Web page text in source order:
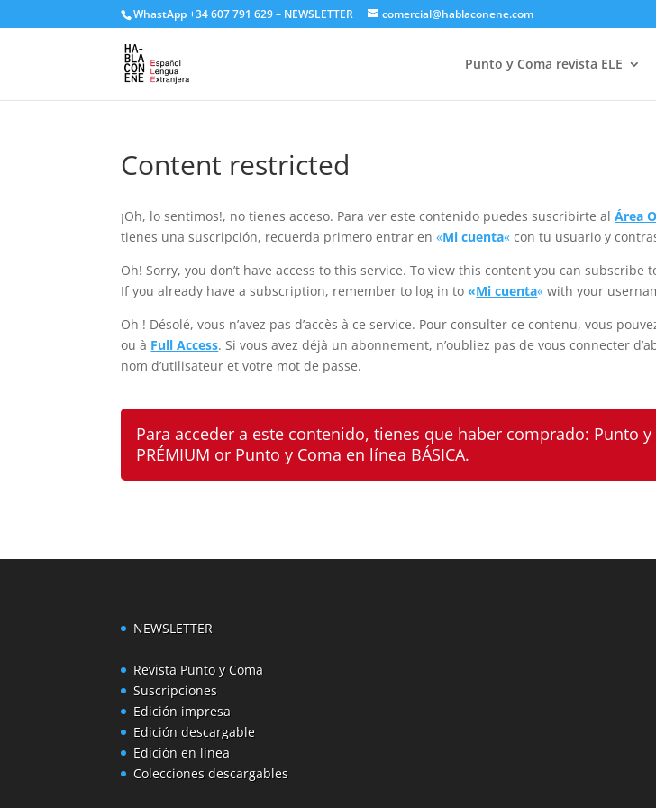
WhastApp+34 607 791 629– NEWSLETTER comercial@hablaconene.com
Punto y Coma revista ELE
Content restricted
¡Oh, lo sentimos!, no tienes acceso. Para ver este contenido puedes suscribirte alÁrea
tienes una suscripción, recuerda primero entrar en«Mi cuenta« con tu usuario y
Oh! Sorry, you don’t have access to this service. To view this content you can subscribe
If you already have a subscription, remember to log in to«Mi cuenta« with your
Oh ! Désolé, vous n’avez pas d’accès à ce service. Pour consulter ce contenu, vous
ou à Full Access. Si vous avez déjà un abonnement, n’oubliez pas de vous connecter
nom d’utilisateur et votre mot de passe.
Para acceder a este contenido, tienes que haber comprado: Punto
PRÉMIUM or Punto y Coma en línea BÁSICA.
NEWSLETTER
Revista Punto y Coma
Suscripciones
Edición impresa
Edición descargable
Edición en línea
Colecciones descargables